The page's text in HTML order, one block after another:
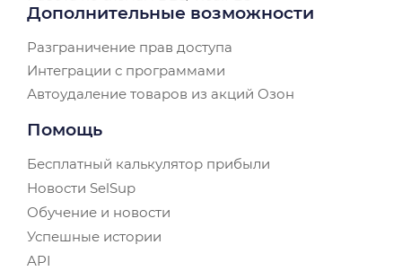
Дополнительные возможности
Разграничение прав доступа
Интеграции с программами
Автоудаление товаров из акций Озон
Помощь
Бесплатный калькулятор прибыли
Новости SelSup
Обучение и новости
Успешные истории
API